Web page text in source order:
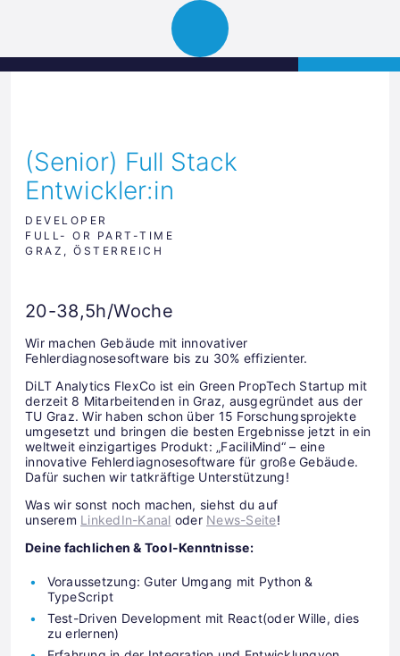
Graz
Open
(Senior) Full Stack
Entwickler:in
DEVELOPER
FULL- OR PART-TIME
GRAZ, ÖSTERREICH
20-38,5h/Woche
Wir machen Gebäude mit innovativer
Fehlerdiagnosesoftware bis zu 30% effizienter.
DiLT Analytics FlexCo ist ein Green PropTech Startup mit
derzeit 8 Mitarbeitenden in Graz, ausgegründet aus der
TU Graz. Wir haben schon über 15 Forschungsprojekte
umgesetzt und bringen die besten Ergebnisse jetzt in ein
weltweit einzigartiges Produkt: „FaciliMind“ – eine
innovative Fehlerdiagnosesoftware für große Gebäude.
Dafür suchen wir tatkräftige Unterstützung!
Was wir sonst noch machen, siehst du auf
unserem LinkedIn-Kanal oder News-Seite!
Deine fachlichen & Tool-Kenntnisse:
Voraussetzung: Guter Umgang mit Python &
TypeScript
Test-Driven Development mit React(oder Wille, dies
zu erlernen)